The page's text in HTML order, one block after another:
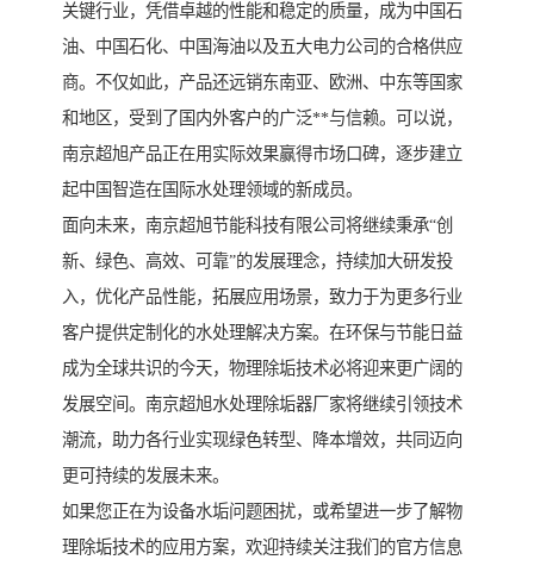
关键行业，凭借卓越的性能和稳定的质量，成为中国石
油、中国石化、中国海油以及五大电力公司的合格供应
商。不仅如此，产品还远销东南亚、欧洲、中东等国家
和地区，受到了国内外客户的广泛**与信赖。可以说，
南京超旭产品正在用实际效果赢得市场口碑，逐步建立
起中国智造在国际水处理领域的新成员。
面向未来，南京超旭节能科技有限公司将继续秉承“创
新、绿色、高效、可靠”的发展理念，持续加大研发投
入，优化产品性能，拓展应用场景，致力于为更多行业
客户提供定制化的水处理解决方案。在环保与节能日益
成为全球共识的今天，物理除垢技术必将迎来更广阔的
发展空间。南京超旭水处理除垢器厂家将继续引领技术
潮流，助力各行业实现绿色转型、降本增效，共同迈向
更可持续的发展未来。
如果您正在为设备水垢问题困扰，或希望进一步了解物
理除垢技术的应用方案，欢迎持续关注我们的官方信息